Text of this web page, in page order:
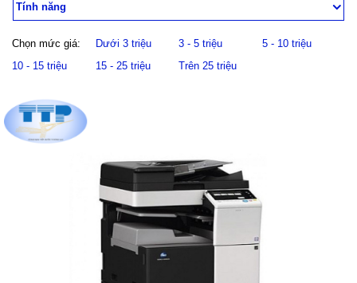
Tính năng
Chọn mức giá: Dưới 3 triệu 3 - 5 triệu
5 - 10 triệu
10 - 15 triệu
15 - 25 triệu Trên 25 triệu